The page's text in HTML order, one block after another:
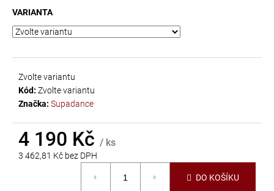
VARIANTA
Zvolte variantu
Kód: Zvolte variantu
Značka: Supadance
4 190 Kč / ks
3 462,81 Kč bez DPH
DO KOŠÍKU
HLEDAT
D
o
p
u